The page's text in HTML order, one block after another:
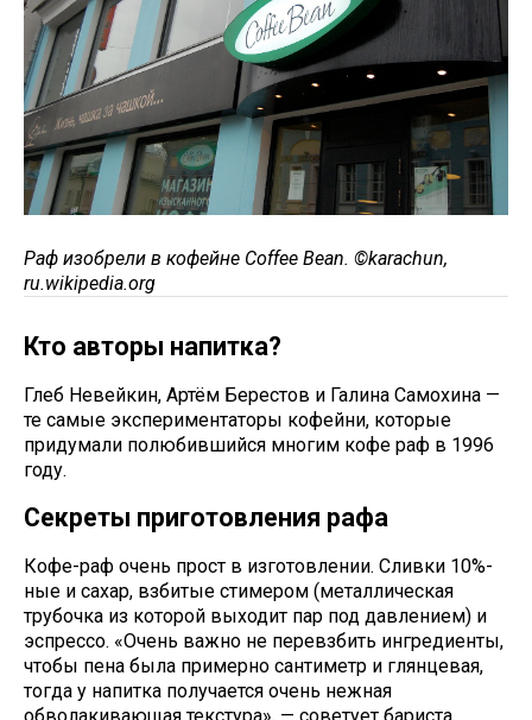
Раф изобрели в кофейне Coffee Bean. ©karachun,
ru.wikipedia.org
Кто авторы напитка?
Глеб Невейкин, Артём Берестов и Галина Самохина —
те самые экспериментаторы кофейни, которые
придумали полюбившийся многим кофе раф в 1996
году.
Секреты приготовления рафа
Кофе-раф очень прост в изготовлении. Сливки 10%-
ные и сахар, взбитые стимером (металлическая
трубочка из которой выходит пар под давлением) и
эспрессо. «Очень важно не перевзбить ингредиенты,
чтобы пена была примерно сантиметр и глянцевая,
тогда у напитка получается очень нежная